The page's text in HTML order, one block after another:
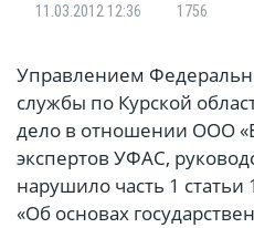
11.03.2012 12:36
1756
Управлением
службы по Курской
дело в отношении ООО
экспертов УФАС,
нарушило часть 1
«Об основах